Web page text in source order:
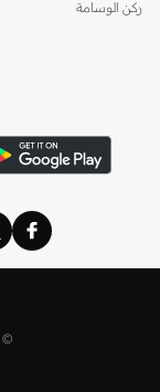
ركن الوسامة
©